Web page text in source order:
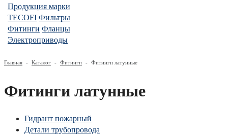
Продукция марки
TECOFI Фильтры
Фитинги Фланцы
Электроприводы
Главная - Каталог - Фитинги - Фитинги латунные
Фитинги латунные
Гидрант пожарный
Детали трубопровода